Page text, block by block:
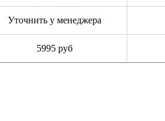
Уточнить у менеджера
5995 руб